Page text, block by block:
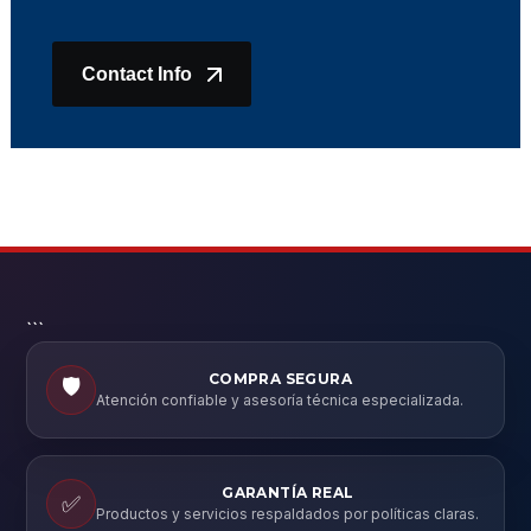
Contact Info
```
🛡️
COMPRA SEGURA
Atención confiable y asesoría técnica especializada.
✅
GARANTÍA REAL
Productos y servicios respaldados por políticas claras.